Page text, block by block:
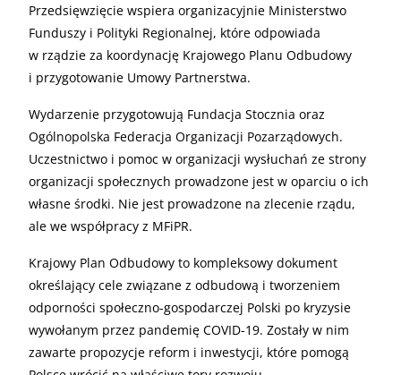
Przedsięwzięcie wspiera organizacyjnie Ministerstwo
Funduszy i Polityki Regionalnej, które odpowiada
w rządzie za koordynację Krajowego Planu Odbudowy
i przygotowanie Umowy Partnerstwa.
Wydarzenie przygotowują Fundacja Stocznia oraz
Ogólnopolska Federacja Organizacji Pozarządowych.
Uczestnictwo i pomoc w organizacji wysłuchań ze strony
organizacji społecznych prowadzone jest w oparciu o ich
własne środki. Nie jest prowadzone na zlecenie rządu,
ale we współpracy z MFiPR.
Krajowy Plan Odbudowy to kompleksowy dokument
określający cele związane z odbudową i tworzeniem
odporności społeczno-gospodarczej Polski po kryzysie
wywołanym przez pandemię COVID-19. Zostały w nim
zawarte propozycje reform i inwestycji, które pomogą